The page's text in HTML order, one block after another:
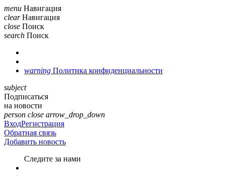
menu Навигация
clear Навигация
close Поиск
search Поиск
warning Политика конфиденциальности
subject
Подписаться
на новости
person close arrow_drop_down
ВходРегистрация
Обратная связь
Добавить новость
Cледите за нами